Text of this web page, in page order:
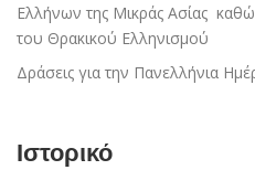
Ελλήνων της Μικράς Ασίας
του Θρακικού Ελληνισμού
Δράσεις για την Πανελλήνια
Ιστορικό